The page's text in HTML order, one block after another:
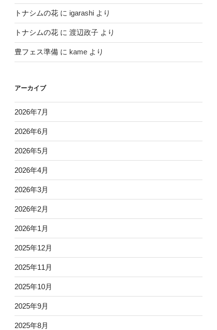
トナシムの花 に igarashi より
トナシムの花 に 渡辺政子 より
豊フェス準備 に kame より
アーカイブ
2026年7月
2026年6月
2026年5月
2026年4月
2026年3月
2026年2月
2026年1月
2025年12月
2025年11月
2025年10月
2025年9月
2025年8月